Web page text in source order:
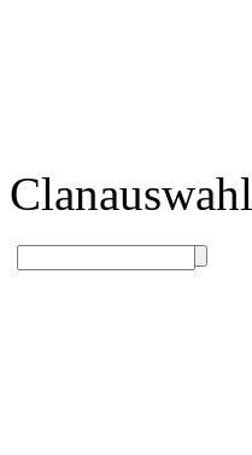
Clanauswahl